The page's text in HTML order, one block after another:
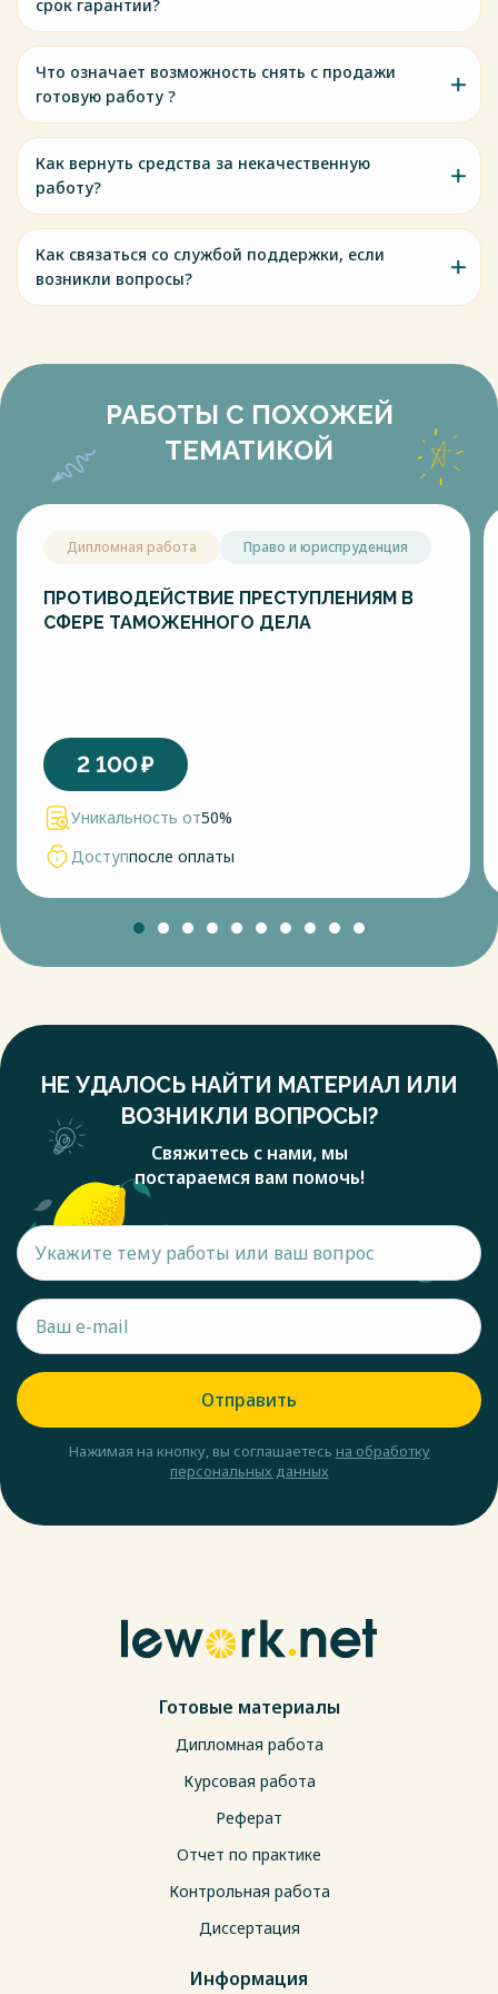
срок гарантии?
Что означает возможность снять с продажи
готовую работу ?
Как вернуть средства за некачественную
работу?
Как связаться со службой поддержки, если
возникли вопросы?
РАБОТЫ С ПОХОЖЕЙ
ТЕМАТИКОЙ
Дипломная работа Право и юриспруденция
ПРОТИВОДЕЙСТВИЕ ПРЕСТУПЛЕНИЯМ В
СФЕРЕ ТАМОЖЕННОГО ДЕЛА
2 100₽
Уникальность от50%
Доступпосле оплаты
НЕ УДАЛОСЬ НАЙТИ МАТЕРИАЛ ИЛИ
ВОЗНИКЛИ ВОПРОСЫ?
Свяжитесь с нами, мы
постараемся вам помочь!
Отправить
Нажимая на кнопку, вы соглашаетесь на обработку
персональных данных
Готовые материалы
Дипломная работа
Курсовая работа
Реферат
Отчет по практике
Контрольная работа
Диссертация
Информация